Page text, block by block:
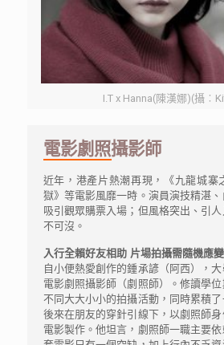
I.T x Hanna(陳漢娜)(攝
電影劇照攝影師
近年，港產片熱潮再現，《九龍城
獄》等電影風靡一時。演員演技精湛
吸引觀眾購票入場；但風格突出、引
不可沒。
入行全賴好友相助 片場拍攝需隨機應變
自小便熱愛創作的鍾承諺（阿西），
電影劇照攝影師（劇照師）。修讀學
不同大大小小的拍攝活動，同時累積了
後來在朋友的穿針引線下，以劇照師
電影製作。他坦言，劇照師一職主要